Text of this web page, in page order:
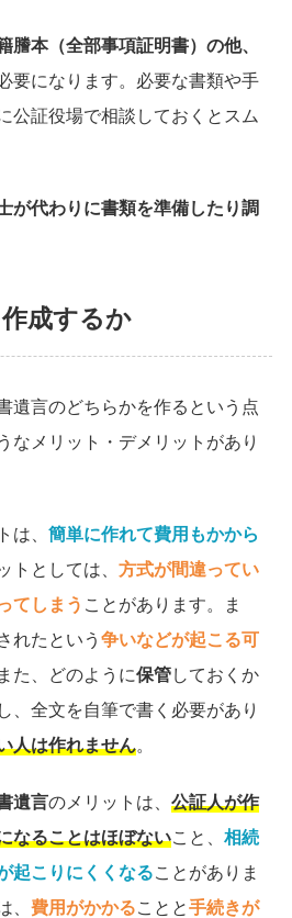
謄本（全部事項証明書）の他、
要になります。必要な書類や手
公証役場で相談しておくとスム
が代わりに書類を準備したり調
成するか
遺言のどちらかを作るという点
なメリット・デメリットがあり
は、 簡単に作れて費用もかから
トとしては、 方式が間違ってい
てしまう ことがあります。ま
れたという 争いなどが起こる可
た、どのように保管しておくか
、全文を自筆で書く必要があり
人は作れません。
遺言のメリットは、 公証人が作
なることはほぼないこと、 相続
起こりにくくなることがありま
、 費用がかかることと手続きが